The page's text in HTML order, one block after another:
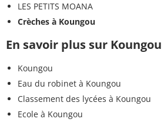
LES PETITS MOANA
Crèches à Koungou
En savoir plus sur Koungou
Koungou
Eau du robinet à Koungou
Classement des lycées à Koungou
Ecole à Koungou